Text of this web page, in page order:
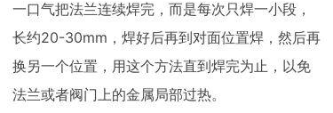
一口气把法兰连续焊完，而是每次只焊一小段，
长约20-30mm，焊好后再到对面位置焊，然后再
换另一个位置，用这个方法直到焊完为止，以免
法兰或者阀门上的金属局部过热。